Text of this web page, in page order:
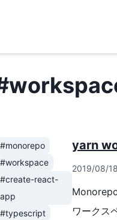
#monorepo
#workspace
#create-react-
app
#typescript
yarn
2019/08/18
ワークス